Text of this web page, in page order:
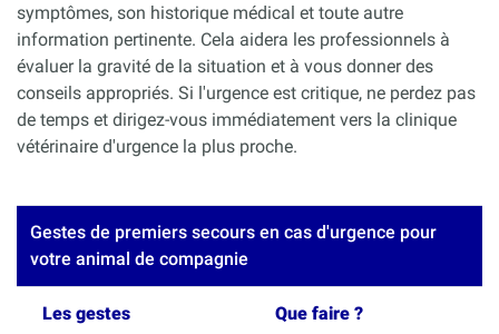
symptômes, son historique médical et toute autre
information pertinente. Cela aidera les professionnels à
évaluer la gravité de la situation et à vous donner des
conseils appropriés. Si l'urgence est critique, ne perdez pas
de temps et dirigez-vous immédiatement vers la clinique
vétérinaire d'urgence la plus proche.
Gestes de premiers secours en cas d'urgence pour
votre animal de compagnie
Les gestes Que faire ?